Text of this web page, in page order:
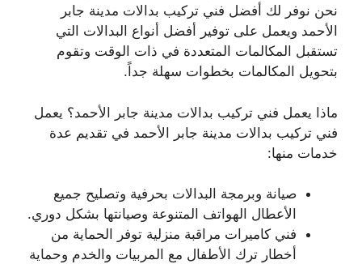
نحن نوفر لك أفضل فني تركيب بدالات مدينة جابر
الأحمد ويعمل على توفير أفضل أنواع البدالات التي
تستقبل المكالمات المتعددة في ذات الوقت وتقوم
بتحويل المكالمات بخطوات سهلة جداً.
ماذا يعمل فني تركيب بدالات مدينة جابر الأحمد؟ يعمل
فني تركيب بدالات مدينة جابر الأحمد في تقديم عدة
خدمات منها:
صيانة وبرمجة البدالات بحرفية وتصليح جميع
الأعطال الهواتف المتنوعة وصيانتها بشكل دوري.
فني كاميرات مراقبة منزلية توفر الحماية من
أخطار ترك الأطفال مع المربيات والخدم وحماية